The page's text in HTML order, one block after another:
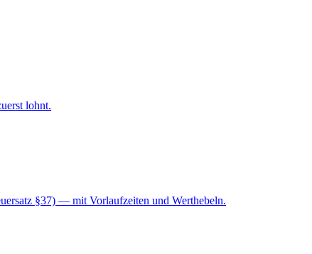
lohnt.
§37) — mit Vorlaufzeiten und Werthebeln.